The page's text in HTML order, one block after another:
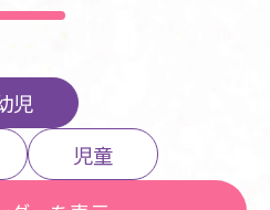
児
児童